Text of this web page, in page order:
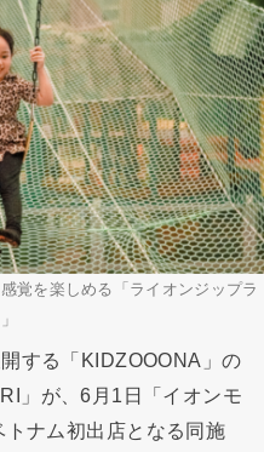
覚を楽しめる「ライオンジップラ
する「KIDZOOONA」の
」が、6月1日「イオンモ
ナム初出店となる同施